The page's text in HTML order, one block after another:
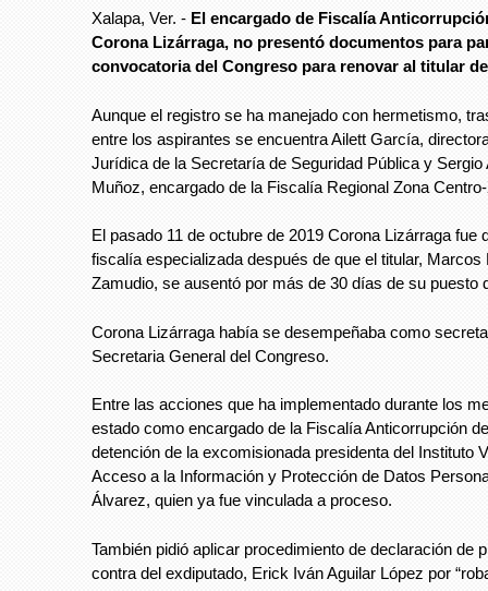
Xalapa, Ver. - El encargado de Fiscalía
Corona Lizárraga, no presentó documentos para
convocatoria del Congreso para renovar al titular
Aunque el registro se ha manejado con hermetismo,
entre los aspirantes se encuentra Ailett García,
Jurídica de la Secretaría de Seguridad Pública y Sergio
Muñoz, encargado de la Fiscalía Regional Zona
El pasado 11 de octubre de 2019 Corona Lizárraga fue
fiscalía especializada después de que el titular, Marcos
Zamudio, se ausentó por más de 30 días de su puesto
Corona Lizárraga había se desempeñaba como
Secretaria General del Congreso.
Entre las acciones que ha implementado durante los
estado como encargado de la Fiscalía Anticorrupción
detención de la excomisionada presidenta del Instituto
Acceso a la Información y Protección de Datos
Álvarez, quien ya fue vinculada a proceso.
También pidió aplicar procedimiento de declaración de
contra del exdiputado, Erick Iván Aguilar López por